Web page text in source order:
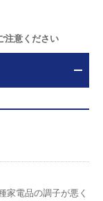
注意ください
家電品の調子が悪く